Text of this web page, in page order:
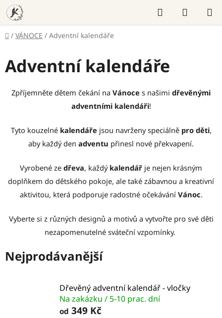
Přejít
na
obsah
Hledat
KOŠÍK
Domů
/ VÁNOCE / Adventní kalendáře
Adventní kalendáře
Zpříjemněte dětem čekání na Vánoce s našimi dřevěnými
adventními kalendáři!
Tyto kouzelné kalendáře jsou navrženy speciálně pro děti,
aby každý den adventu přinesl nové překvapení.
Vyrobené ze dřeva, každý kalendář je nejen krásným
doplňkem do dětského pokoje, ale také zábavnou a kreativní
aktivitou, která podporuje radostné očekávání Vánoc.
Vyberte si z různých designů a motivů a vytvořte pro své děti
nezapomenutelné sváteční vzpomínky.
Nejprodávanější
Dřevěný adventní kalendář - vločky
Na zakázku / 5-10 prac. dní
od 349 Kč